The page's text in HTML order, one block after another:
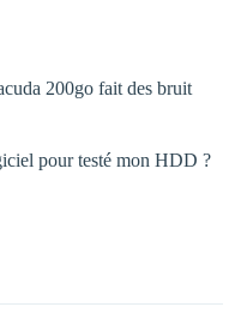
200go fait des bruit
pour testé mon HDD ?